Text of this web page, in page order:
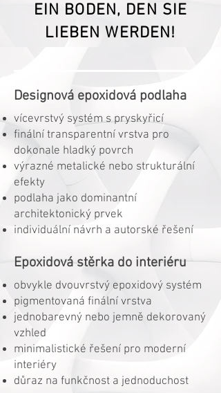
EIN BODEN, DEN SIE
LIEBEN WERDEN!
Designová epoxidová podlaha
vícevrstvý systém s pryskyřicí
finální transparentní vrstva pro
dokonale hladký povrch
výrazné metalické nebo strukturální
efekty
podlaha jako dominantní
architektonický prvek
individuální návrh a autorské řešení
Epoxidová stěrka do interiéru
obvykle dvouvrstvý epoxidový systém
pigmentovaná finální vrstva
jednobarevný nebo jemně dekorovaný
vzhled
minimalistické řešení pro moderní
interiéry
důraz na funkčnost a jednoduchost